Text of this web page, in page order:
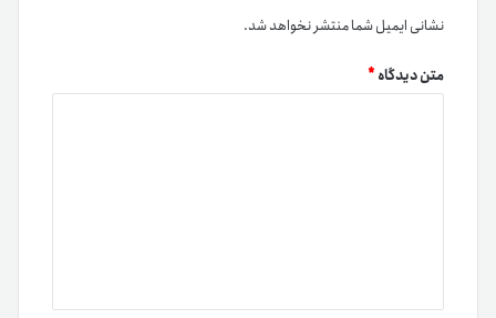
نشانی ایمیل شما منتشر نخواهد شد.
متن دیدگاه*